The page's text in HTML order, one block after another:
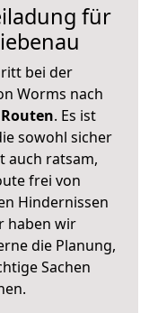
für
bei der
Worms nach
. Es ist
sowohl sicher
auch ratsam,
frei von
Hindernissen
haben wir
die Planung,
Sachen